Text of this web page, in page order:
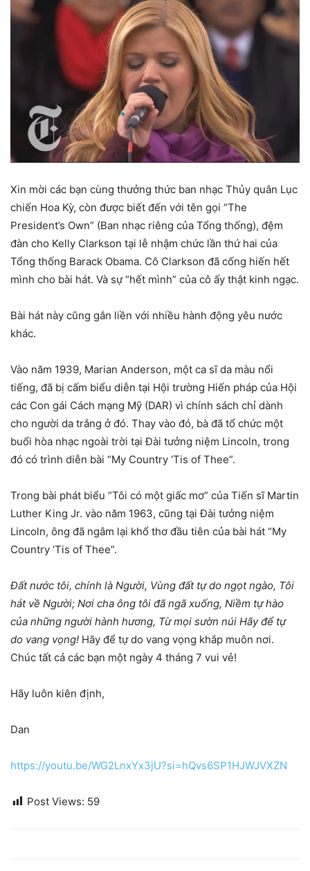
Xin mời các bạn cùng thưởng thức ban nhạc Thủy quân Lục
chiến Hoa Kỳ, còn được biết đến với tên gọi “The
President’s Own” (Ban nhạc riêng của Tổng thống), đệm
đàn cho Kelly Clarkson tại lễ nhậm chức lần thứ hai của
Tổng thống Barack Obama. Cô Clarkson đã cống hiến hết
mình cho bài hát. Và sự “hết mình” của cô ấy thật kinh ngạc.
Bài hát này cũng gắn liền với nhiều hành động yêu nước
khác.
Vào năm 1939, Marian Anderson, một ca sĩ da màu nổi
tiếng, đã bị cấm biểu diễn tại Hội trường Hiến pháp của Hội
các Con gái Cách mạng Mỹ (DAR) vì chính sách chỉ dành
cho người da trắng ở đó. Thay vào đó, bà đã tổ chức một
buổi hòa nhạc ngoài trời tại Đài tưởng niệm Lincoln, trong
đó có trình diễn bài “My Country ‘Tis of Thee”.
Trong bài phát biểu “Tôi có một giấc mơ” của Tiến sĩ Martin
Luther King Jr. vào năm 1963, cũng tại Đài tưởng niệm
Lincoln, ông đã ngâm lại khổ thơ đầu tiên của bài hát “My
Country ‘Tis of Thee”.
Đất nước tôi, chính là Người, Vùng đất tự do ngọt ngào, Tôi
hát về Người; Nơi cha ông tôi đã ngã xuống, Niềm tự hào
của những người hành hương, Từ mọi sườn núi Hãy để tự
do vang vọng! Hãy để tự do vang vọng khắp muôn nơi.
Chúc tất cả các bạn một ngày 4 tháng 7 vui vẻ!
Hãy luôn kiên định,
Dan
https://youtu.be/WG2LnxYx3jU?si=hQvs6SP1HJWJVXZN
Post Views: 59